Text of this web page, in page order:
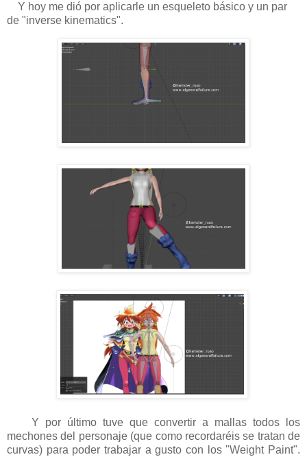
Y hoy me dió por aplicarle un esqueleto básico y un par
de "inverse kinematics".
Y por último tuve que convertir a mallas todos los
mechones del personaje (que como recordaréis se tratan de
curvas) para poder trabajar a gusto con los "Weight Paint".